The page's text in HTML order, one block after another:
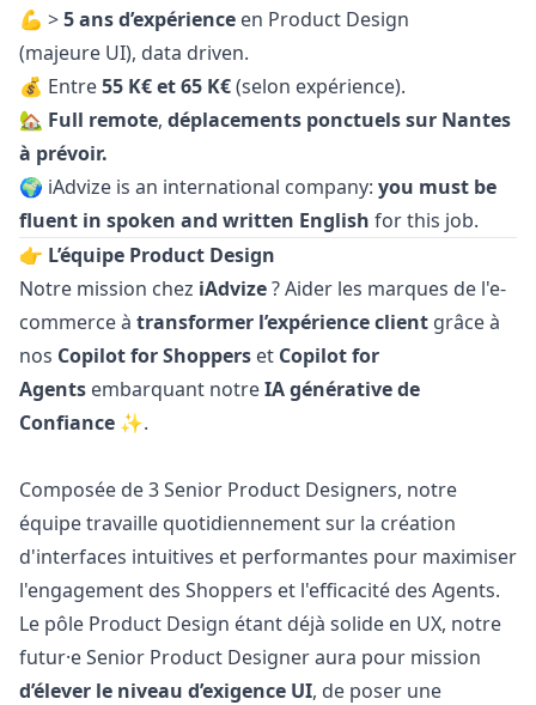
💪 >5 ans d’expérience en Product Design
(majeure UI), data driven.
💰 Entre55 K€ et 65 K€(selon expérience).
🏡 Full remote, déplacements ponctuels sur Nantes
à prévoir.
🌍 iAdvize is an international company: you must be
fluent in spoken and written English for this job.
👉 L’équipe Product Design
Notre mission chez iAdvize? Aider les marques de l'e-
commerce à transformer l’expérience client grâce à
nos Copilot for Shoppers et Copilot for
Agents embarquant notreIA générative de
Confiance ✨.
Composée de 3 Senior Product Designers, notre
équipe travaille quotidiennement sur la création
d'interfaces intuitives et performantes pour maximiser
l'engagement des Shoppers et l'efficacité des Agents.
Le pôle Product Design étant déjà solide en UX, notre
futur·e Senior Product Designer aura pour mission
d’élever le niveau d’exigence UI, de poser une